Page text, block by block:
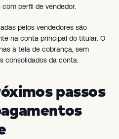
perfil de vendedor.
pelos vendedores são
na conta principal do titular. O
à tela de cobrança, sem
consolidados da conta.
passos